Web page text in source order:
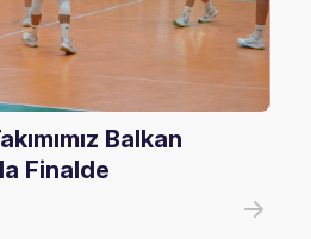
Balkan
Finalde